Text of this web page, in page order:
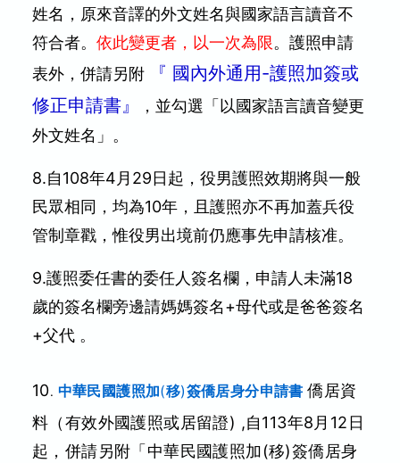
姓名，原來音譯的外文姓名與國家語言讀音不
符合者。 依此變更者，以一次為限。護照申請
表外，併請另附
『 國內外通用-護照加簽或
修正申請書』
，並勾選「以國家語言讀音變更
外文姓名」。
8.自108年4月29日起，役男護照效期將與一般
民眾相同，均為10年，且護照亦不再加蓋兵役
管制章戳，惟役男出境前仍應事先申請核准。
9.護照委任書的委任人簽名欄，申請人未滿18
歲的簽名欄旁邊請媽媽簽名+母代或是爸爸簽名
+父代 。
10. 中華民國護照加(移)簽僑居身分申請書 僑居資
料 （有效外國護照或居留證) ,自113年8月12日
起，併請另附「中華民國護照加(移)簽僑居身